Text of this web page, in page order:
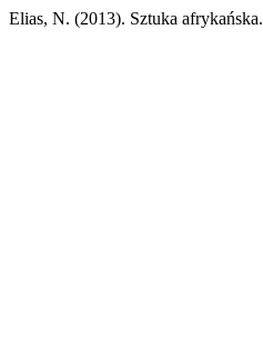
Elias, N. (2013). Sztuka afrykańska.